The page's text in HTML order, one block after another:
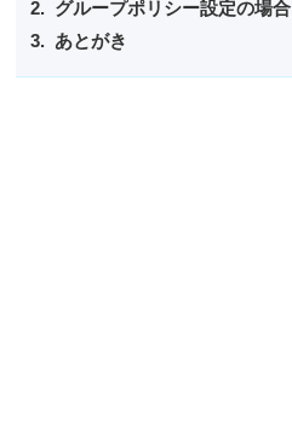
グループポリシー設定の場合
あとがき